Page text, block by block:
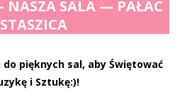
NASZA SALA — PAŁAC
STASZICA
pięknych sal, aby Świętować
i Sztukę:)!